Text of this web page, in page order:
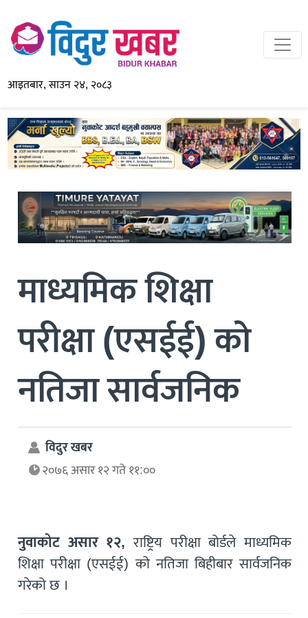
आइतबार, साउन २४, २०८३
माध्यमिक शिक्षा
परीक्षा (एसईई) को
नतिजा सार्वजनिक
विदुर खबर
२०७६ असार १२ गते ११:००
नुवाकोट असार १२, राष्ट्रिय परीक्षा बोर्डले माध्यमिक
शिक्षा परीक्षा (एसईई) को नतिजा बिहीबार सार्वजनिक
गरेको छ ।